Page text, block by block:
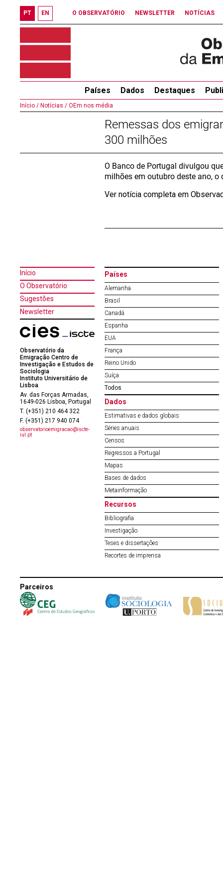
PT EN O OBSERVATÓRIO NEWSLETTER NOTÍCIAS
Países Dados Destaques
Início / Notícias / OEm nos média
Remessas dos
300 milhões
O Banco de Portugal divulgou
milhões em outubro deste ano, o
Ver notícia completa em
Início
O Observatório
Sugestões
Newsletter
Observatório da
Emigração Centro de
Investigação e Estudos de
Sociologia
Instituto Universitário de
Lisboa
Av. das Forças Armadas,
1649-026 Lisboa, Portugal
T. (+351) 210 464 322
F. (+351) 217 940 074
observatorioemigracao@iscte-
iul.pt
Países
Alemanha
Brasil
Canadá
Espanha
EUA
França
Reino Unido
Suíça
Todos
Dados
Estimativas e dados globais
Séries anuais
Censos
Regressos a Portugal
Mapas
Bases de dados
Metainformação
Recursos
Bibliografia
Investigação
Teses e dissertações
Recortes de imprensa
Parceiros